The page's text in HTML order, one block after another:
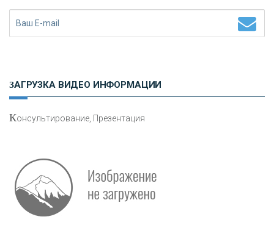
«ПРОМРЕГИОНБАНК»
ОНАС
ЗАГРУЗКА ВИДЕО ИНФОРМАЦИИ
Консультирование, Презентация